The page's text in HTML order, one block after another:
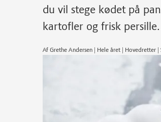
du vil stege kødet på
kartofler og frisk persille.
Af Grethe Andersen | Hele året | Hovedretter |